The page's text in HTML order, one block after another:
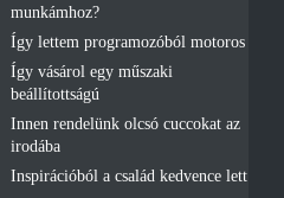
munkámhoz?
Így lettem programozóból motoros
Így vásárol egy műszaki
beállítottságú
Innen rendelünk olcsó cuccokat az
irodába
Inspirációból a család kedvence lett